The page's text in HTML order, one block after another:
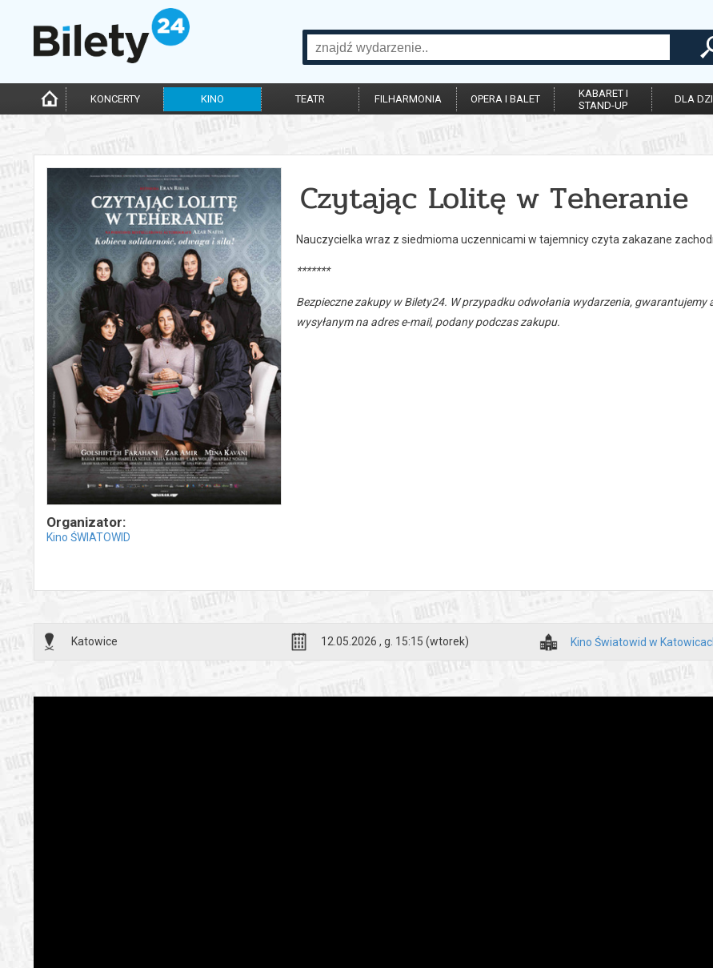
KONCERTY KINO TEATR FILHARMONIA OPERA I BALET
KABARET I
STAND-UP
DLA
Organizator:
Kino ŚWIATOWID
Czytając Lolitę w Teheranie
Nauczycielka wraz z siedmioma uczennicami w tajemnicy czyta zakazane
*******
Bezpieczne zakupy w Bilety24. W przypadku odwołania wydarzenia,
wysyłanym na adres e-mail, podany podczas zakupu.
Katowice 12.05.2026 , g. 15:15 (wtorek) Kino Światowid w